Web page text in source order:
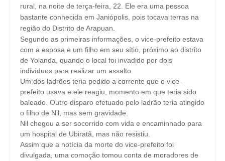
rural, na noite de terça-feira, 22. Ele era uma pessoa
bastante conhecida em Janiópolis, pois tocava terras na
região do Distrito de Arapuan.
Segundo as primeiras informações, o vice-prefeito estava
com a esposa e um filho em seu sítio, próximo ao distrito
de Yolanda, quando o local foi invadido por dois
indivíduos para realizar um assalto.
Um dos ladrões teria pedido a corrente que o vice-
prefeito usava e ele reagiu, momento em que teria sido
baleado. Outro disparo efetuado pelo ladrão teria atingido
o filho de Nil, mas sem gravidade.
Nil chegou a ser socorrido com vida e encaminhado para
um hospital de Ubiratã, mas não resistiu.
Assim que a notícia da morte do vice-prefeito foi
divulgada, uma comoção tomou conta de moradores de